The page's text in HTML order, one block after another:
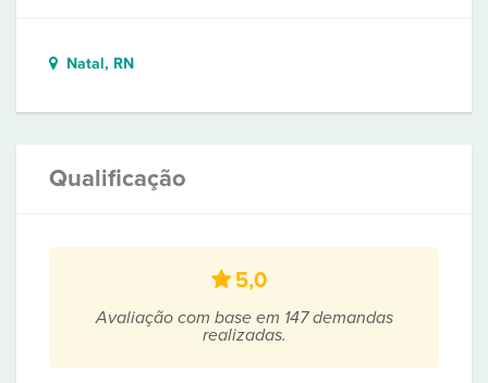
Natal, RN
Qualificação
5,0
Avaliação com base em 147 demandas
realizadas.